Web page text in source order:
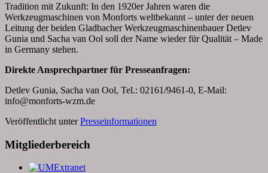
Tradition mit Zukunft: In den 1920er Jahren waren die
Werkzeugmaschinen von Monforts weltbekannt – unter der neuen
Leitung der beiden Gladbacher Werkzeugmaschinenbauer Detlev
Gunia und Sacha van Ool soll der Name wieder für Qualität – Made
in Germany stehen.
Direkte Ansprechpartner für Presseanfragen:
Detlev Gunia, Sacha van Ool, Tel.: 02161/9461-0, E-Mail:
info@monforts-wzm.de
Veröffentlicht unter Presseinformationen
Mitgliederbereich